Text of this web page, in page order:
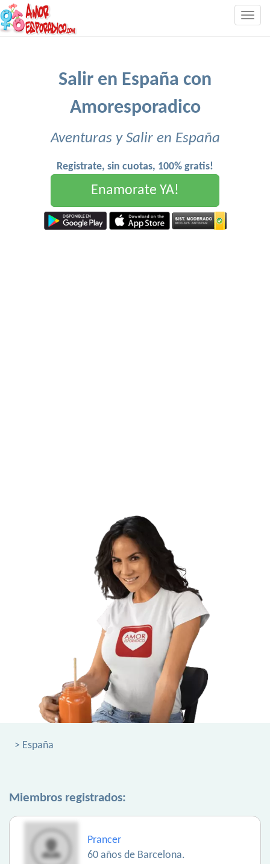
Salir en España con
Amoresporadico
Aventuras y Salir en España
Registrate, sin cuotas, 100% gratis!
Enamorate YA!
> España
Miembros registrados:
Prancer
60 años de Barcelona.